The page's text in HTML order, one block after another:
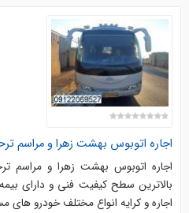
اجاره اتوبوس بهشت زهرا و مراسم
اجاره اتوبوس بهشت زهرا و مراسم
بالاترین سطح کیفیت فنی و دارای
اجاره و کرایه انواع مختلف خودرو های